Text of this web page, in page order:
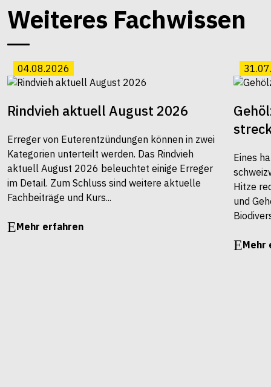
Weiteres Fachwissen
04.08.2026
Rindvieh aktuell August 2026
Erreger von Euterentzündungen können in zwei
Kategorien unterteilt werden. Das Rindvieh
aktuell August 2026 beleuchtet einige Erreger
im Detail. Zum Schluss sind weitere aktuelle
Fachbeiträge und Kurs...
Mehr erfahren
Eines
Hitze
und
Mehr